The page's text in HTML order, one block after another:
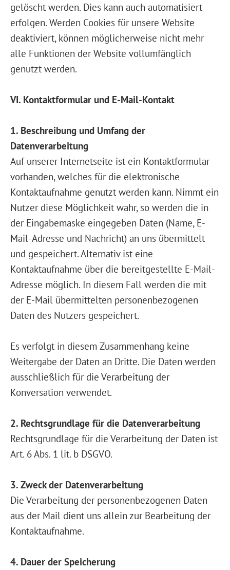
gelöscht werden. Dies kann auch automatisiert
erfolgen. Werden Cookies für unsere Website
deaktiviert, können möglicherweise nicht mehr
alle Funktionen der Website vollumfänglich
genutzt werden.
VI. Kontaktformular und E-Mail-Kontakt
1. Beschreibung und Umfang der
Datenverarbeitung
Auf unserer Internetseite ist ein Kontaktformular
vorhanden, welches für die elektronische
Kontaktaufnahme genutzt werden kann. Nimmt ein
Nutzer diese Möglichkeit wahr, so werden die in
der Eingabemaske eingegeben Daten (Name, E-
Mail-Adresse und Nachricht) an uns übermittelt
und gespeichert. Alternativ ist eine
Kontaktaufnahme über die bereitgestellte E-Mail-
Adresse möglich. In diesem Fall werden die mit
der E-Mail übermittelten personenbezogenen
Daten des Nutzers gespeichert.
Es verfolgt in diesem Zusammenhang keine
Weitergabe der Daten an Dritte. Die Daten werden
ausschließlich für die Verarbeitung der
Konversation verwendet.
2. Rechtsgrundlage für die Datenverarbeitung
Rechtsgrundlage für die Verarbeitung der Daten ist
Art. 6 Abs. 1 lit. b DSGVO.
3. Zweck der Datenverarbeitung
Die Verarbeitung der personenbezogenen Daten
aus der Mail dient uns allein zur Bearbeitung der
Kontaktaufnahme.
4. Dauer der Speicherung